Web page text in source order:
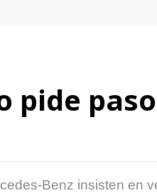
pide
Benz insisten en